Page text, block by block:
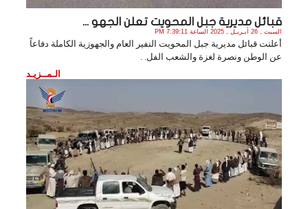
قبائل مديرية جبل المحويت تعلن الجهو ...
السبت , 26 أبـريـل , 2025 الساعة 7:39:11 PM
أعلنت قبائل مديرية جبل المحويت النفير العام والجهوزية الكاملة دفاعاً
عن الوطن ونصرة لغزة والشعب الفل. .
الـمــزيـد